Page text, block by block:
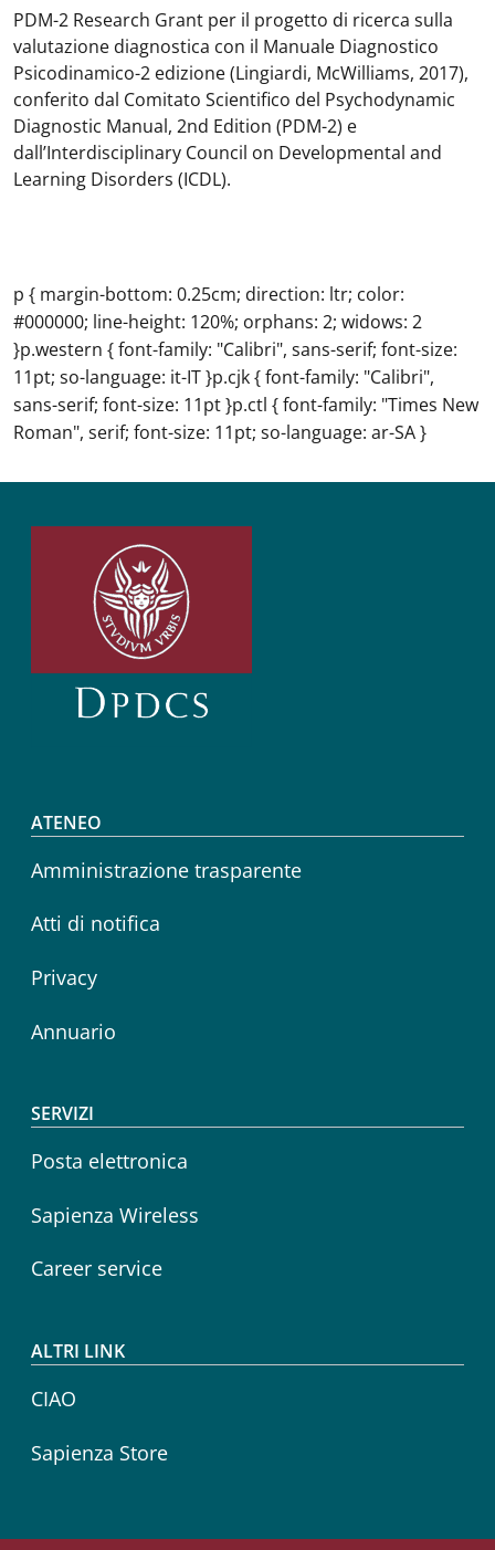
PDM-2 Research Grant per il progetto di ricerca sulla
valutazione diagnostica con il Manuale Diagnostico
Psicodinamico-2 edizione (Lingiardi, McWilliams, 2017),
conferito dal Comitato Scientifico del Psychodynamic
Diagnostic Manual, 2nd Edition (PDM-2) e
dall’Interdisciplinary Council on Developmental and
Learning Disorders (ICDL).
p { margin-bottom: 0.25cm; direction: ltr; color:
#000000; line-height: 120%; orphans: 2; widows: 2
}p.western { font-family: "Calibri", sans-serif; font-size:
11pt; so-language: it-IT }p.cjk { font-family: "Calibri",
sans-serif; font-size: 11pt }p.ctl { font-family: "Times New
Roman", serif; font-size: 11pt; so-language: ar-SA }
Footer menu
ATENEO
Amministrazione trasparente
Atti di notifica
Privacy
Annuario
SERVIZI
Posta elettronica
Sapienza Wireless
Career service
ALTRI LINK
CIAO
Sapienza Store